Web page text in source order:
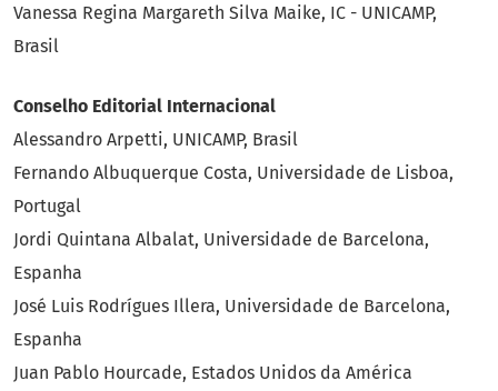
Vanessa Regina Margareth Silva Maike, IC - UNICAMP,
Brasil
Conselho Editorial Internacional
Alessandro Arpetti, UNICAMP, Brasil
Fernando Albuquerque Costa, Universidade de Lisboa,
Portugal
Jordi Quintana Albalat, Universidade de Barcelona,
Espanha
José Luis Rodrígues Illera, Universidade de Barcelona,
Espanha
Juan Pablo Hourcade, Estados Unidos da América